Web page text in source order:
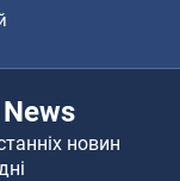
новин